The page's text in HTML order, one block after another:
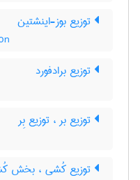
توزیع بوز-اینشتین
توزیع برادفورد
توزیع بر ، توزیع بِر
توزیع کُشی ، بخش